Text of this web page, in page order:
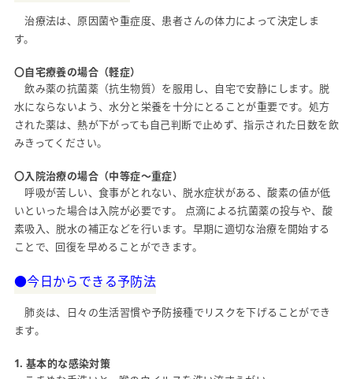
治療法は、原因菌や重症度、患者さんの体力によって決定しま
す。
〇自宅療養の場合（軽症）
飲み薬の抗菌薬（抗生物質）を服用し、自宅で安静にします。脱
水にならないよう、水分と栄養を十分にとることが重要です。処方
された薬は、熱が下がっても自己判断で止めず、指示された日数を飲
みきってください。
〇入院治療の場合（中等症〜重症）
呼吸が苦しい、食事がとれない、脱水症状がある、酸素の値が低
いといった場合は入院が必要です。 点滴による抗菌薬の投与や、酸
素吸入、脱水の補正などを行います。早期に適切な治療を開始する
ことで、回復を早めることができます。
●今日からできる予防法
肺炎は、日々の生活習慣や予防接種でリスクを下げることができ
ます。
1. 基本的な感染対策